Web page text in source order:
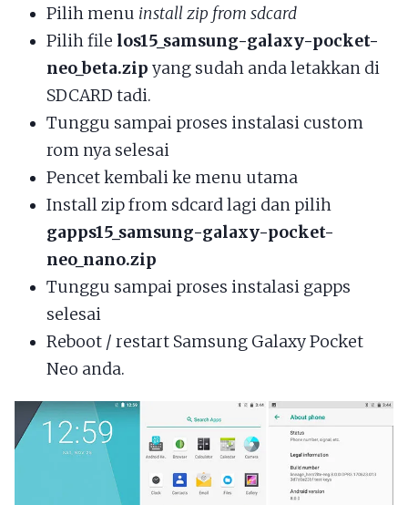
Pilih menu install zip from sdcard
Pilih file los15_samsung-galaxy-pocket-
neo_beta.zip yang sudah anda letakkan di
SDCARD tadi.
Tunggu sampai proses instalasi custom
rom nya selesai
Pencet kembali ke menu utama
Install zip from sdcard lagi dan pilih
gapps15_samsung-galaxy-pocket-
neo_nano.zip
Tunggu sampai proses instalasi gapps
selesai
Reboot / restart Samsung Galaxy Pocket
Neo anda.